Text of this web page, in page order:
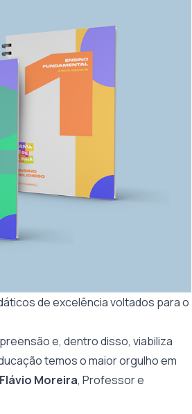
de excelência voltados para o
e, dentro disso, viabiliza
temos o maior orgulho em
Flávio Moreira, Professor e